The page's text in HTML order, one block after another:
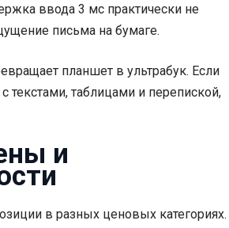
ввода 3 мс практически не
письма на бумаге.
планшет в ультрабук. Если
текстами, таблицами и перепиской,
и
в разных ценовых категориях.